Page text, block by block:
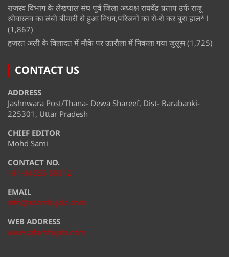
राजस्व विभाग के लेखपाल संघ पूर्व जिला अध्यक्ष राघवेंद्र प्रताप उर्फ राजू
श्रीवास्तव का लंबी बीमारी से हुआ निधन,परिजनों का रो-रो कर बुरा हाल* l
(1,867)
हजरत अली के विलादत में मौके पर उतरौला में निकला गया जुलूस (1,725)
CONTACT US
ADDRESS
Jashnwara Post/Thana- Dewa Shareef, Dist- Barabanki-
225301, Uttar Pradesh
CHIEF EDITOR
Mohd Sami
CONTACT NO.
+91-94555 69012
EMAIL
info@adarshujala.com
WEB ADDRESS
www.adarshujala.com